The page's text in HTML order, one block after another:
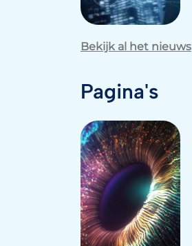
Bekijk al het nieuws
Pagina's